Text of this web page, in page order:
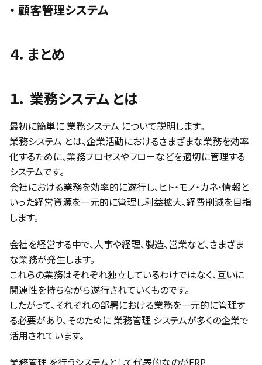
・ 顧客管理システム
４．まとめ
１． 業務システム とは
最初に簡単に 業務システム について説明します。
業務システム とは、企業活動におけるさまざまな業務を効率
化するために、業務プロセスやフローなどを適切に管理する
システムです。
会社における業務を効率的に遂行し、ヒト・モノ・カネ・情報と
いった経営資源を一元的に管理し利益拡大、経費削減を目指
します。
会社を経営する中で、人事や経理、製造、営業など、さまざま
な業務が発生します。
これらの業務はそれぞれ独立しているわけではなく、互いに
関連性を持ちながら遂行されていくものです。
したがって、それぞれの部署における業務を一元的に管理す
る必要があり、そのために 業務管理 システムが多くの企業で
活用されています。
業務管理 を行うシステムとして代表的なのがERP